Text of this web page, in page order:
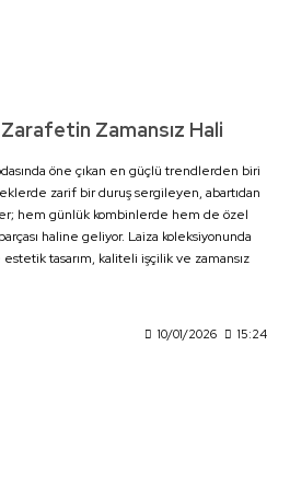
Zamansız Hali
öne çıkan en güçlü trendlerden biri
zarif bir duruş sergileyen, abartıdan
hem günlük kombinlerde hem de özel
haline geliyor. Laiza koleksiyonunda
tasarım, kaliteli işçilik ve zamansız
10/01/2026 15:24